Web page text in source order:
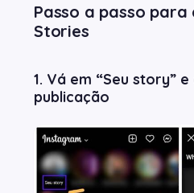
Passo a passo
Stories
1. Vá em “Seu story”
publicação